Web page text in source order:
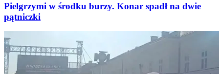
Pielgrzymi w środku burzy. Konar spadł na dwie
pątniczki